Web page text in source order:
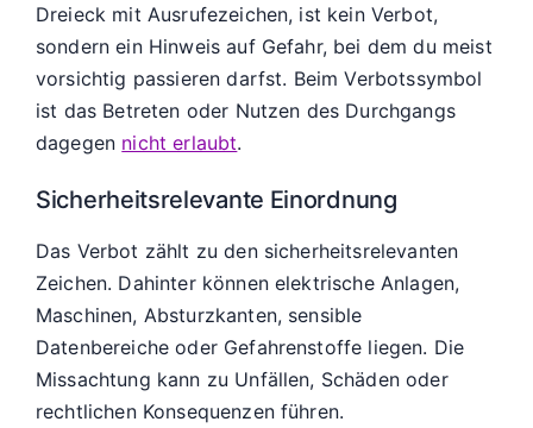
Dreieck mit Ausrufezeichen, ist kein Verbot,
sondern ein Hinweis auf Gefahr, bei dem du meist
vorsichtig passieren darfst. Beim Verbotssymbol
ist das Betreten oder Nutzen des Durchgangs
dagegen nicht erlaubt.
Sicherheitsrelevante Einordnung
Das Verbot zählt zu den sicherheitsrelevanten
Zeichen. Dahinter können elektrische Anlagen,
Maschinen, Absturzkanten, sensible
Datenbereiche oder Gefahrenstoffe liegen. Die
Missachtung kann zu Unfällen, Schäden oder
rechtlichen Konsequenzen führen.